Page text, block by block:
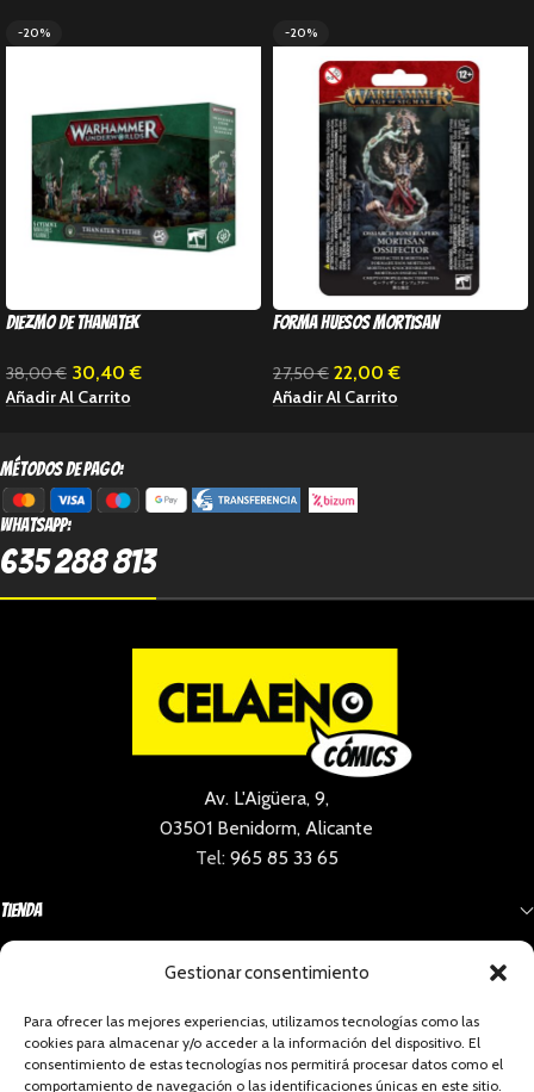
Gestionar consentimiento
Para ofrecer las mejores experiencias, utilizamos tecnologías como las
cookies para almacenar y/o acceder a la información del dispositivo. El
consentimiento de estas tecnologías nos permitirá procesar datos como el
comportamiento de navegación o las identificaciones únicas en este sitio.
-20%
Diezmo de Thanatek
38,00€ 30,40€
Añadir Al Carrito
-20%
Forma huesos Mortisan
27,50€ 22,00€
Añadir Al Carrito
métodos de pago:
Whatsapp:
635 288 813
Av. L'Aigüera, 9,
03501 Benidorm, Alicante
Tel: 965 85 33 65
Tienda
Social